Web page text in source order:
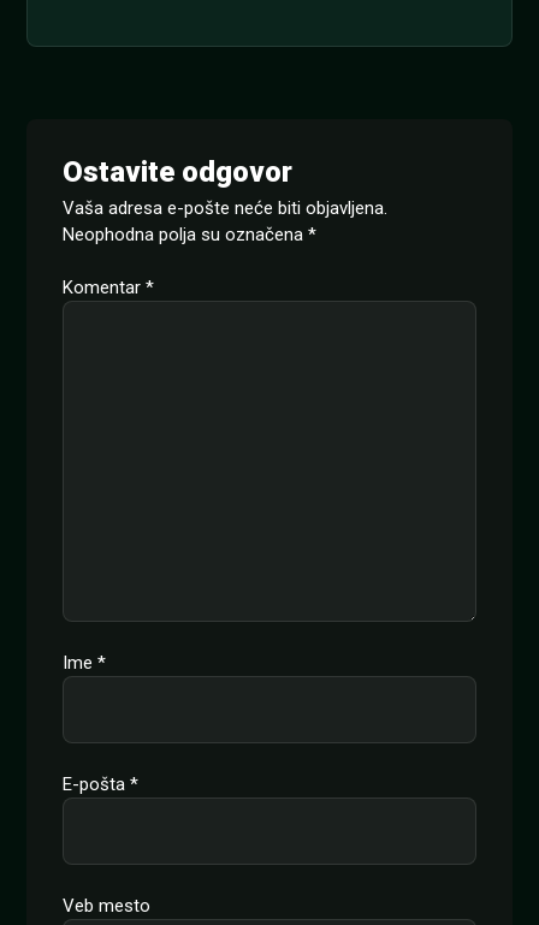
Ostavite odgovor
Vaša adresa e-pošte neće biti objavljena.
Neophodna polja su označena *
Komentar *
Ime *
E-pošta *
Veb mesto